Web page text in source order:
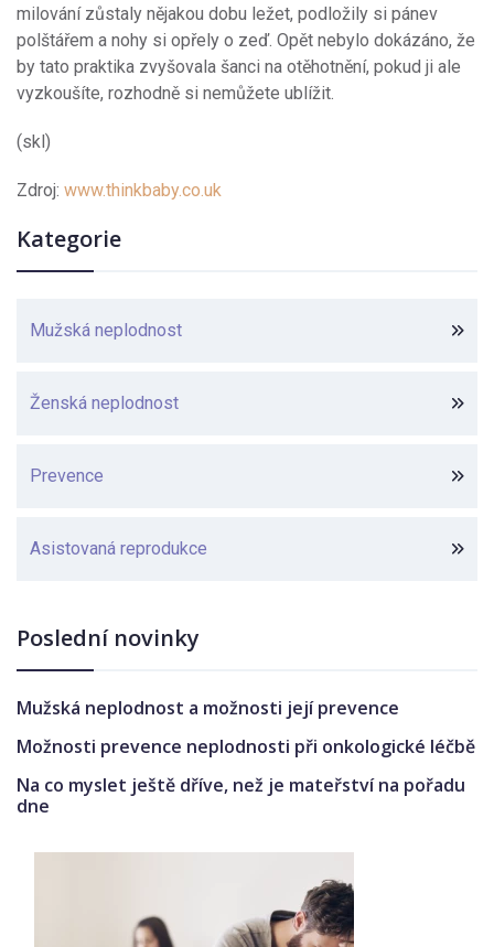
milování zůstaly nějakou dobu ležet, podložily si pánev
polštářem a nohy si opřely o zeď. Opět nebylo dokázáno, že
by tato praktika zvyšovala šanci na otěhotnění, pokud ji ale
vyzkoušíte, rozhodně si nemůžete ublížit.
(skl)
Zdroj: www.thinkbaby.co.uk
Kategorie
Mužská neplodnost
Ženská neplodnost
Prevence
Asistovaná reprodukce
Poslední novinky
Mužská neplodnost a možnosti její prevence
Možnosti prevence neplodnosti při onkologické léčbě
Na co myslet ještě dříve, než je mateřství na pořadu
dne